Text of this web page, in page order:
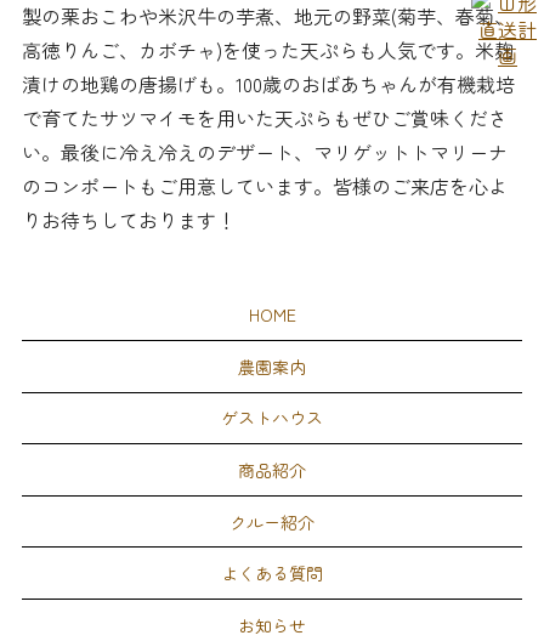
製の栗おこわや米沢牛の芋煮、地元の野菜(菊芋、春菊、
高徳りんご、カボチャ)を使った天ぷらも人気です。米麹
漬けの地鶏の唐揚げも。100歳のおばあちゃんが有機栽培
で育てたサツマイモを用いた天ぷらもぜひご賞味くださ
い。最後に冷え冷えのデザート、マリゲットトマリーナ
のコンポートもご用意しています。皆様のご来店を心よ
りお待ちしております！
HOME
農園案内
ゲストハウス
商品紹介
クルー紹介
よくある質問
お知らせ